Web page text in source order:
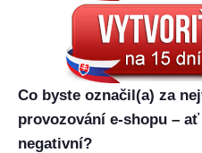
Co byste označil(a) za
provozování e-shopu –
negativní?